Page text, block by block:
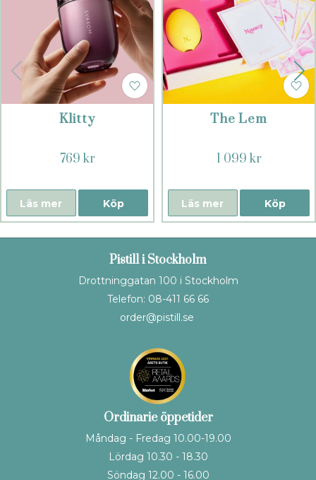
Klitty
769 kr
Köp
Läs mer
The Lem
1 099 kr
Köp
Läs mer
Pistill i Stockholm
Drottninggatan 100 i Stockholm
Telefon: 08-411 66 66
order@pistill.se
Ordinarie öppetider
Måndag - Fredag 10.00-19.00
Lördag 10.30 - 18.30
Söndag 12.00 - 16.00